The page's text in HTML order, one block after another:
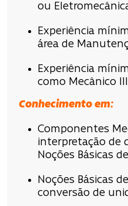
ou
Experiência
área de
Experiência
como Mecânico
Conhecimento em:
Componentes
interpretação de
Noções Básicas
Noções Básicas
conversão de